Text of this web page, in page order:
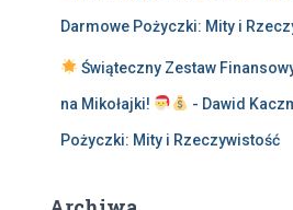
Darmowe Pożyczki: Mity i
Świąteczny Zestaw
na Mikołajki! - Dawid
Pożyczki: Mity i Rzeczywistość